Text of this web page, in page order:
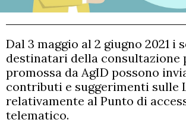
Dal 3 maggio al 2 giugno 2021 i
destinatari della consultazione
promossa da AgID possono
contributi e suggerimenti sulle
relativamente al Punto di
telematico.